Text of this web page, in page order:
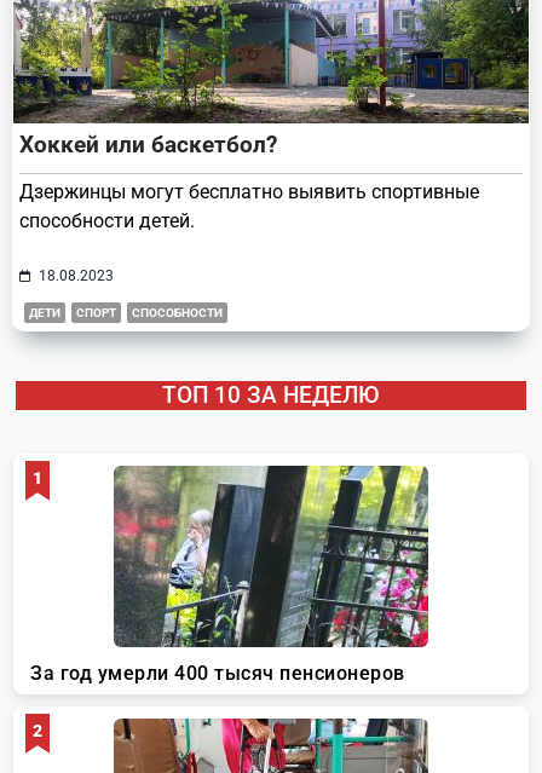
Хоккей или баскетбол?
Дзержинцы могут бесплатно выявить спортивные
способности детей.
18.08.2023
ДЕТИ СПОРТ СПОСОБНОСТИ
ТОП 10 ЗА НЕДЕЛЮ